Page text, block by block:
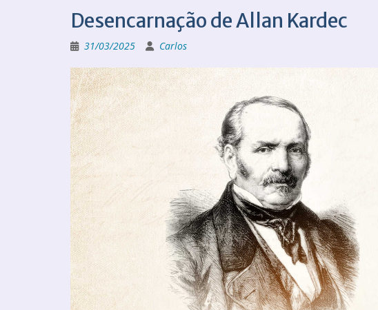
Desencarnação de Allan Kardec
31/03/2025 Carlos